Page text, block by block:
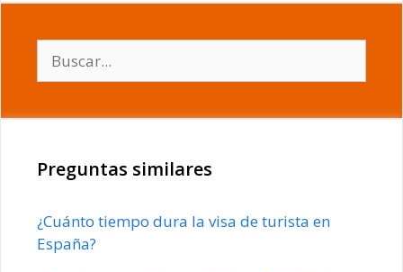
Preguntas similares
¿Cuánto tiempo dura la visa de turista en
España?